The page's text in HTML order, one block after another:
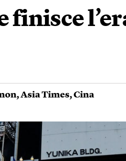
finisce
,Asia Times,Cina